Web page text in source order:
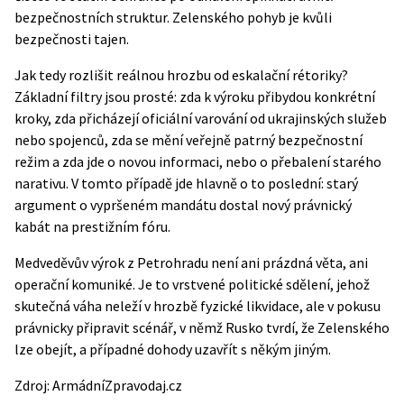
bezpečnostních struktur. Zelenského pohyb je kvůli
bezpečnosti tajen.
Jak tedy rozlišit reálnou hrozbu od eskalační rétoriky?
Základní filtry jsou prosté: zda k výroku přibydou konkrétní
kroky, zda přicházejí oficiální varování od ukrajinských služeb
nebo spojenců, zda se mění veřejně patrný bezpečnostní
režim a zda jde o novou informaci, nebo o přebalení starého
narativu. V tomto případě jde hlavně o to poslední: starý
argument o vypršeném mandátu dostal nový právnický
kabát na prestižním fóru.
Medveděvův výrok z Petrohradu není ani prázdná věta, ani
operační komuniké. Je to vrstvené politické sdělení, jehož
skutečná váha neleží v hrozbě fyzické likvidace, ale v pokusu
právnicky připravit scénář, v němž Rusko tvrdí, že Zelenského
lze obejít, a případné dohody uzavřít s někým jiným.
Zdroj: ArmádníZpravodaj.cz